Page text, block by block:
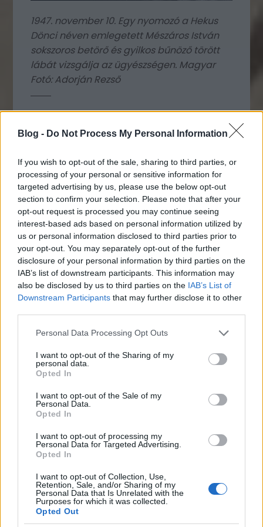
Blog - Do Not Process My Personal Information
If you wish to opt-out of the sale, sharing to third parties, or
processing of your personal or sensitive information for
targeted advertising by us, please use the below opt-out
section to confirm your selection. Please note that after your
opt-out request is processed you may continue seeing
interest-based ads based on personal information utilized by
us or personal information disclosed to third parties prior to
your opt-out. You may separately opt-out of the further
disclosure of your personal information by third parties on the
IAB’s list of downstream participants. This information may
also be disclosed by us to third parties on the IAB’s List of
Downstream Participants that may further disclose it to other
Please note that this website/app uses one or more Google
not limited to your visit or usage behaviour. You may click to
grant or deny consent to Google and its third-party tags to
use your data for below specified purposes in below Google
consent section.
Personal Data Processing Opt Outs
I want to opt-out of the Sharing of my
personal data.
Opted In
I want to opt-out of the Sale of my
Personal Data.
Opted In
I want to opt-out of processing my
Personal Data for Targeted Advertising.
Opted In
I want to opt-out of Collection, Use,
Retention, Sale, and/or Sharing of my
Personal Data that Is Unrelated with the
Purposes for which it was collected.
Opted Out
1947. november 10. Egy nyomozó a Hekus
Dönci néven emlegetett Mészáros István
sokszoros betörő és gyilkos bűnöző törött
lábát vizsgálja az ügyészségen. Magyar
Fotó: Adorján Rezső
Mészáros a háború utáni évek egyik
legismertebb magyarországi bűnözője.
hatóságok elől történt vakmerő szökések
fűződnek. Szökései és az utána folyó
nyomozás rávilágított azújraszerveződő
magyar rendőrség működési problémáira. A
több álnevet is használó Mészáros
betörésekkel és lopásokkal kezdte, az ekkor
szerzett iratokat használta a későbbiekben a
hatóságok megtévesztésére.
1947. március 12-én Hekus Dönci Budán, a
hatolt be a kirakaton keresztül, ám a
helyszínről való távozáskor Horváth Lajos
rendőrrel találkozott. A járőr igazoltatta, és
felírta füzetébe a Dönci által bemondott
Kommatinger nevet. Dönci a Városmajor és
Csaba utca sarkán bevárta az őt korábban
álnevét tartalmazó füzetet azonban valami
miatt nem vette el, így az a nyomozók
birtokába jutott. A rendőrgyilkosság után
két nappal újabb betörés következett: az
Üllői út 7. szám alatti műszerboltot rabolta
ki, szintén a kirakaton keresztül. A rendőrök